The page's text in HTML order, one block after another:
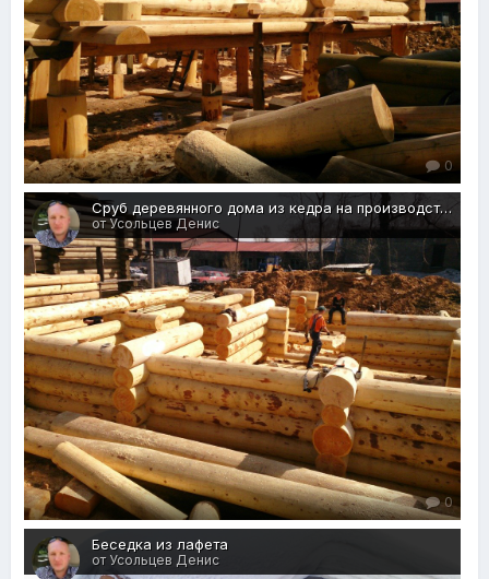
0
Сруб деревянного дома из кедра на производстве (рубка угла в седло - канадский замок)
от Усольцев Денис
0
Беседка из лафета
от Усольцев Денис